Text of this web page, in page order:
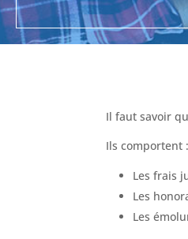
Il faut savoir
Ils comportent :
Les frais
Les
Les